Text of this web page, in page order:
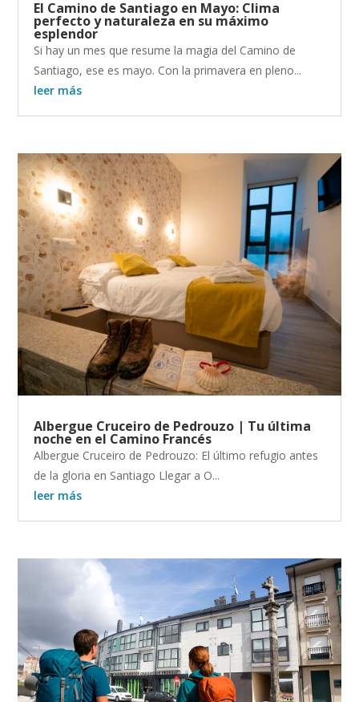
El Camino de Santiago en Mayo: Clima
perfecto y naturaleza en su máximo
esplendor
Si hay un mes que resume la magia del Camino de
Santiago, ese es mayo. Con la primavera en pleno...
leer más
Albergue Cruceiro de Pedrouzo | Tu última
noche en el Camino Francés
Albergue Cruceiro de Pedrouzo: El último refugio antes
de la gloria en Santiago Llegar a O...
leer más